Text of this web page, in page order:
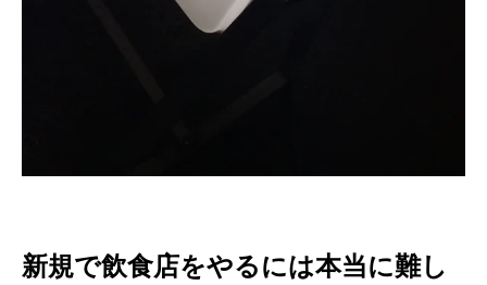
新規で飲食店をやるには本当に難し